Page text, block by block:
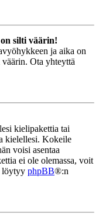
silti väärin!
ja aika on
Ota yhteyttä
kielipakettia tai
kielellesi. Kokeile
voisi asentaa
ei ole olemassa, voit
löytyy phpBB®:n